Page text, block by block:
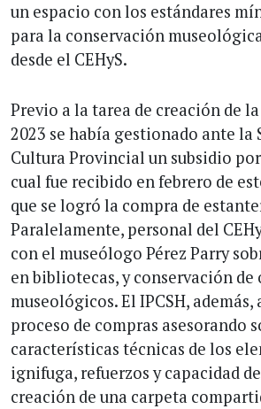
un espacio con los estándares
para la conservación
desde el CEHyS.
Previo a la tarea de creación de la
2023 se había gestionado ante la
Cultura Provincial un subsidio
cual fue recibido en febrero de
que se logró la compra de
Paralelamente, personal del
con el museólogo Pérez Parry
en bibliotecas, y conservación de
museológicos. El IPCSH,
proceso de compras asesorando
características técnicas de los
ignifuga, refuerzos y capacidad
creación de una carpeta